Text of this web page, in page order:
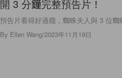
開 3 分鐘完整預告片！
預告片看得好過癮，蜘蛛夫人與 3 位蜘
By Ellen Wang/2023年11月19日